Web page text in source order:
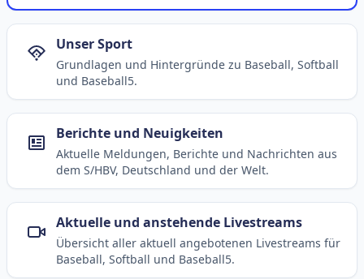
Unser Sport
Grundlagen und Hintergründe zu Baseball, Softball
und Baseball5.
Berichte und Neuigkeiten
Aktuelle Meldungen, Berichte und Nachrichten aus
dem S/HBV, Deutschland und der Welt.
Aktuelle und anstehende Livestreams
Übersicht aller aktuell angebotenen Livestreams für
Baseball, Softball und Baseball5.